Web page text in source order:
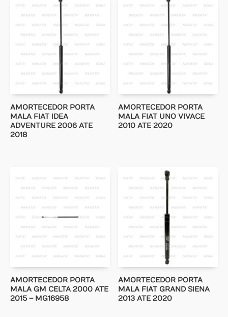
AMORTECEDOR PORTA
MALA FIAT IDEA
ADVENTURE 2006 ATE
2018
AMORTECEDOR PORTA
MALA FIAT UNO VIVACE
2010 ATE 2020
AMORTECEDOR PORTA
MALA GM CELTA 2000 ATE
2015 – MG16958
AMORTECEDOR PORTA
MALA FIAT GRAND SIENA
2013 ATE 2020